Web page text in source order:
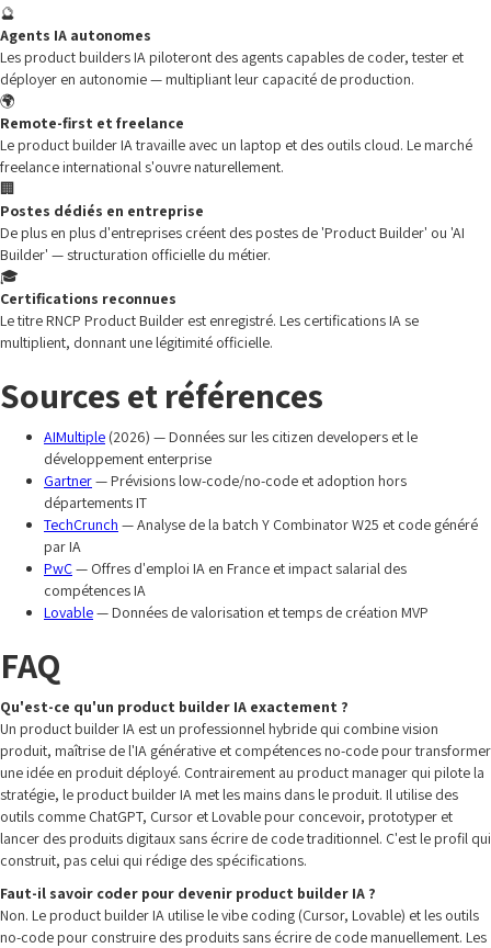
🔮
Agents IA autonomes
Les product builders IA piloteront des agents capables de coder, tester et
déployer en autonomie — multipliant leur capacité de production.
🌍
Remote-first et freelance
Le product builder IA travaille avec un laptop et des outils cloud. Le marché
freelance international s'ouvre naturellement.
🏢
Postes dédiés en entreprise
De plus en plus d'entreprises créent des postes de 'Product Builder' ou 'AI
Builder' — structuration officielle du métier.
🎓
Certifications reconnues
Le titre RNCP Product Builder est enregistré. Les certifications IA se
multiplient, donnant une légitimité officielle.
Sources et références
AIMultiple (2026) — Données sur les citizen developers et le
développement enterprise
Gartner— Prévisions low-code/no-code et adoption hors
départements IT
TechCrunch — Analyse de la batch Y Combinator W25 et code généré
par IA
PwC— Offres d'emploi IA en France et impact salarial des
compétences IA
Lovable— Données de valorisation et temps de création MVP
FAQ
Qu'est-ce qu'un product builder IA exactement ?
Un product builder IA est un professionnel hybride qui combine vision
produit, maîtrise de l'IA générative et compétences no-code pour transformer
une idée en produit déployé. Contrairement au product manager qui pilote la
stratégie, le product builder IA met les mains dans le produit. Il utilise des
outils comme ChatGPT, Cursor et Lovable pour concevoir, prototyper et
lancer des produits digitaux sans écrire de code traditionnel. C'est le profil qui
construit, pas celui qui rédige des spécifications.
Faut-il savoir coder pour devenir product builder IA ?
Non. Le product builder IA utilise le vibe coding (Cursor, Lovable) et les outils
no-code pour construire des produits sans écrire de code manuellement. Les